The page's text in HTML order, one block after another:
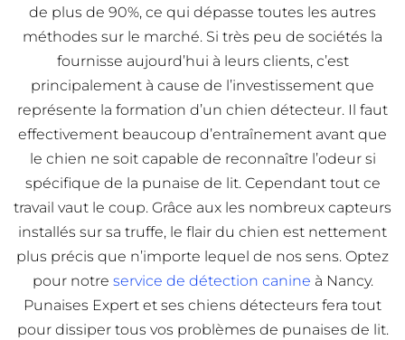
de plus de 90%, ce qui dépasse toutes les autres
méthodes sur le marché. Si très peu de sociétés la
fournisse aujourd’hui à leurs clients, c’est
principalement à cause de l’investissement que
représente la formation d’un chien détecteur. Il faut
effectivement beaucoup d’entraînement avant que
le chien ne soit capable de reconnaître l’odeur si
spécifique de la punaise de lit. Cependant tout ce
travail vaut le coup. Grâce aux les nombreux capteurs
installés sur sa truffe, le flair du chien est nettement
plus précis que n’importe lequel de nos sens. Optez
pour notre service de détection canine à Nancy.
Punaises Expert et ses chiens détecteurs fera tout
pour dissiper tous vos problèmes de punaises de lit.